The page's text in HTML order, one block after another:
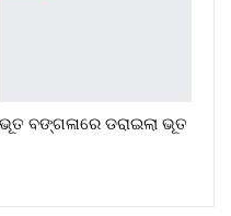
ଭୂତ ବଙ୍ଗଳାରେ ଡରାଇଲା ଭୂତ